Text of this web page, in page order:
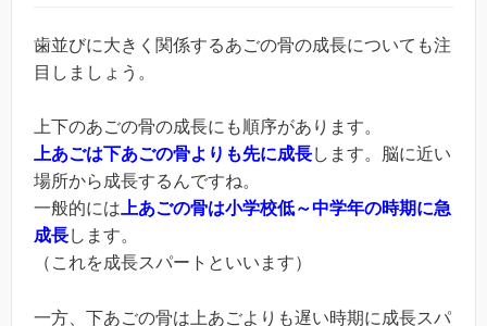
歯並びに大きく関係するあごの骨の成長についても注
目しましょう。
上下のあごの骨の成長にも順序があります。
上あごは下あごの骨よりも先に成長します。脳に近い
場所から成長するんですね。
一般的には 上あごの骨は小学校低～中学年の時期に急
成長します。
（これを成長スパートといいます）
一方、下あごの骨は上あごよりも遅い時期に成長スパ